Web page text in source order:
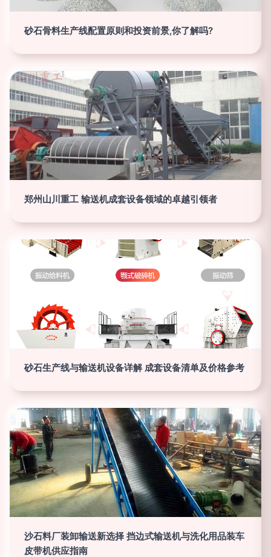
砂石骨料生产线配置原则和投资前景,你了解吗?
郑州山川重工 输送机成套设备领域的卓越引领者
砂石生产线与输送机设备详解 成套设备清单及价格参考
沙石料厂装卸输送新选择 挡边式输送机与洗化用品装车
皮带机供应指南